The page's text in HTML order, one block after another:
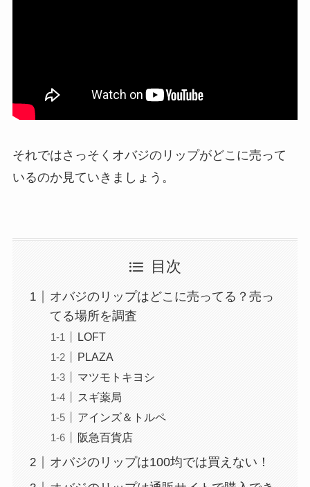
それではさっそくオバジのリップがどこに売って
いるのか見ていきましょう。
目次
オバジのリップはどこに売ってる？売っ
てる場所を調査
LOFT
PLAZA
マツモトキヨシ
スギ薬局
アインズ＆トルペ
阪急百貨店
オバジのリップは100均では買えない！